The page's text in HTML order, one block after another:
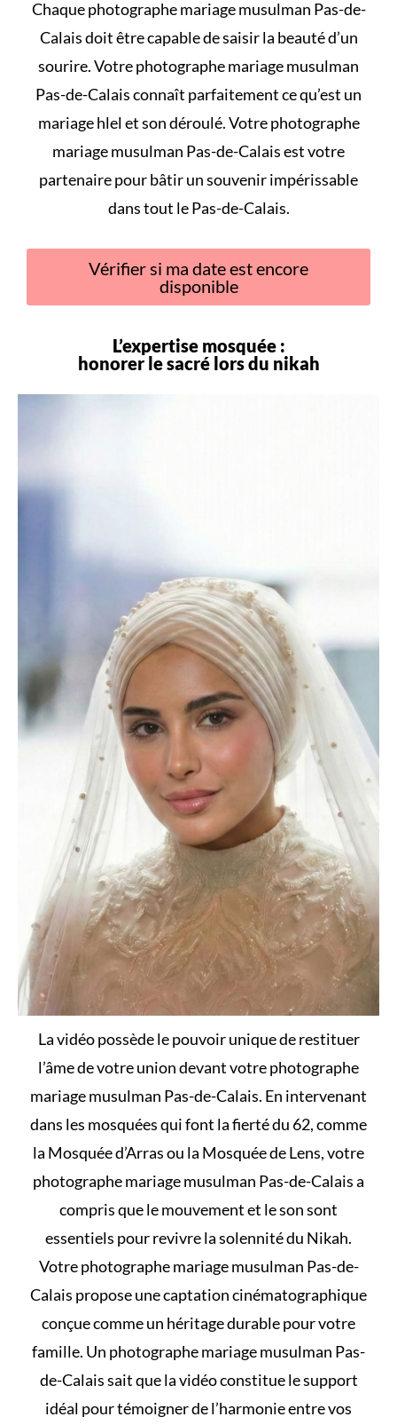
Chaque photographe mariage musulman Pas-de-
Calais doit être capable de saisir la beauté d’un
sourire. Votre photographe mariage musulman
Pas-de-Calais connaît parfaitementce qu’est un
mariage hlel et son déroulé. Votre photographe
mariage musulman Pas-de-Calais est votre
partenaire pour bâtir un souvenir impérissable
dans tout le Pas-de-Calais.
Vérifier si ma date est encore
disponible
L’expertise mosquée :
honorer le sacré lors du nikah
La vidéo possède le pouvoir unique de restituer
l’âme de votre union devant votre photographe
mariage musulman Pas-de-Calais. En intervenant
dans les mosquées qui font la fierté du 62, comme
la Mosquée d’Arras ou la Mosquée de Lens, votre
photographe mariage musulman Pas-de-Calais a
compris que le mouvement et le son sont
essentiels pour revivre la solennité du Nikah.
Votre photographe mariage musulman Pas-de-
Calais propose une captation cinématographique
conçue comme un héritage durable pour votre
famille. Un photographe mariage musulman Pas-
de-Calais sait que la vidéo constitue le support
idéal pour témoigner de l’harmonie entre vos